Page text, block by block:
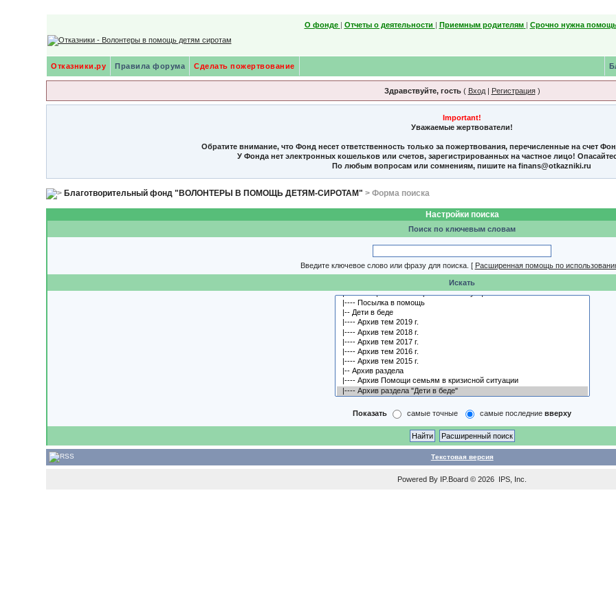
О фонде | Отчеты о деятельности | Приемным родителям | Срочно нужна
Отказники.ру Правила форума Сделать пожертвование
Здравствуйте, гость( Вход| Регистрация)
Important!
Уважаемые жертвователи!
Обратите внимание, что Фонд несет ответственность только за пожертвования, перечисленные на счет
У Фонда нет электронных кошельков или счетов, зарегистрированных на частное лицо!
По любым вопросам или сомнениям, пишите на finans@otkazniki.ru
Благотворительный фонд "ВОЛОНТЕРЫ В ПОМОЩЬ ДЕТЯМ-СИРОТАМ" > Форма поиска
Настройки поиска
Поиск по ключевым словам
Введите ключевое слово или фразу для поиска. [ Расширенная помощь по
Искать
Показать самые точные самые последние вверху
Текстовая версия
Powered By IP.Board © 2026 IPS, Inc